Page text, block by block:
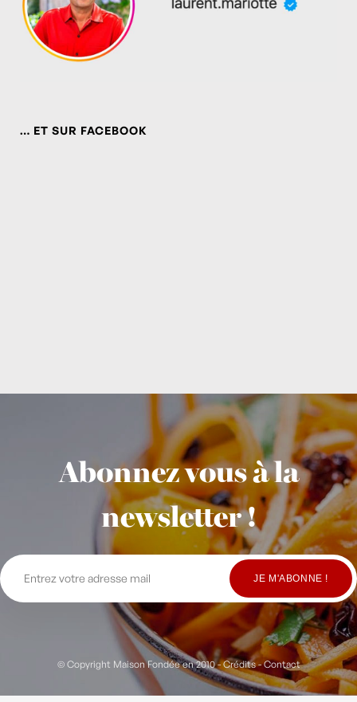
… ET SUR FACEBOOK
Abonnez vous à la
newsletter !
© Copyright Maison Fondée en 2010-Crédits-Contact